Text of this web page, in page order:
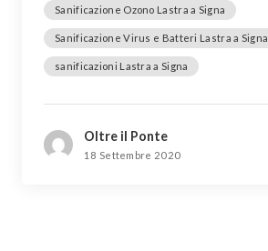
Sanificazione Ozono Lastra a Signa
Sanificazione Virus e Batteri Lastra a Signa
sanificazioni Lastra a Signa
Oltre il Ponte
18 Settembre 2020